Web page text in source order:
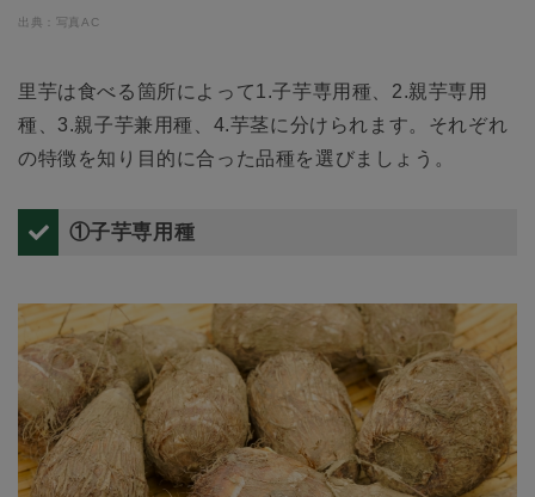
出典：写真AC
里芋は食べる箇所によって1.子芋専用種、2.親芋専用
種、3.親子芋兼用種、4.芋茎に分けられます。それぞれ
の特徴を知り目的に合った品種を選びましょう。
①子芋専用種